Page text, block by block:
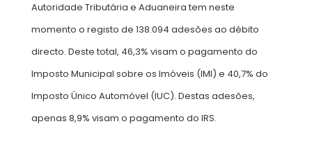
Autoridade Tributária e Aduaneira tem neste
momento o registo de 138.094 adesões ao débito
directo. Deste total, 46,3% visam o pagamento do
Imposto Municipal sobre os Imóveis (IMI) e 40,7% do
Imposto Único Automóvel (IUC). Destas adesões,
apenas 8,9% visam o pagamento do IRS.